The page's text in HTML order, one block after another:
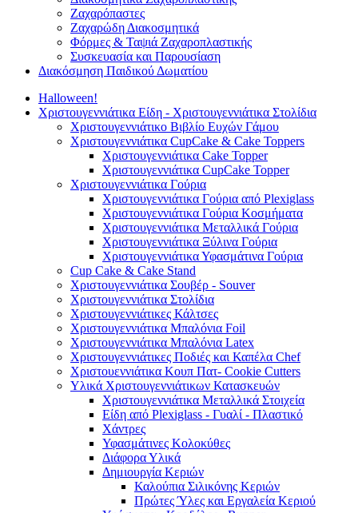
Ζαχαρόπαστες
Ζαχαρώδη Διακοσμητικά
Φόρμες & Ταψιά Ζαχαροπλαστικής
Συσκευασία και Παρουσίαση
Διακόσμηση Παιδικού Δωματίου
Halloween!
Χριστουγεννιάτικα Είδη - Χριστουγεννιάτικα Στολίδια
Χριστουγεννιάτικο Βιβλίο Ευχών Γάμου
Χριστουγεννιάτικα CupCake & Cake Toppers
Χριστουγεννιάτικα Cake Topper
Χριστουγεννιάτικα CupCake Topper
Χριστουγεννιάτικα Γούρια
Χριστουγεννιάτικα Γούρια από Plexiglass
Χριστουγεννιάτικα Γούρια Κοσμήματα
Χριστουγεννιάτικα Μεταλλικά Γούρια
Χριστουγεννιάτικα Ξύλινα Γούρια
Χριστουγεννιάτικα Υφασμάτινα Γούρια
Cup Cake & Cake Stand
Χριστουγεννιάτικα Σουβέρ - Souver
Χριστουγεννιάτικα Στολίδια
Χριστουγεννιάτικες Κάλτσες
Χριστουγεννιάτικα Μπαλόνια Foil
Χριστουγεννιάτικα Μπαλόνια Latex
Χριστουγεννιάτικες Ποδιές και Καπέλα Chef
Χριστουεννιάτικα Κουπ Πατ- Cookie Cutters
Υλικά Χριστουγεννιάτικων Κατασκευών
Χριστουγεννιάτικα Μεταλλικά Στοιχεία
Είδη από Plexiglass - Γυαλί - Πλαστικό
Χάντρες
Υφασμάτινες Κολοκύθες
Διάφορα Υλικά
Δημιουργία Κεριών
Καλούπια Σιλικόνης Κεριών
Πρώτες Ύλες και Εργαλεία Κεριού